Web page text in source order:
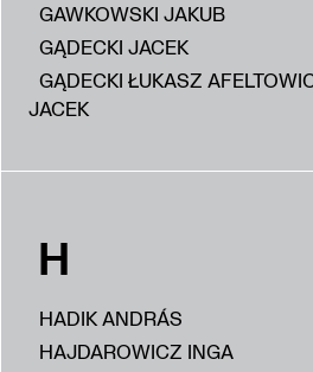
GAWKOWSKI JAKUB
GĄDECKI JACEK
GĄDECKI ŁUKASZ
JACEK
H
HADIK ANDRÁS
HAJDAROWICZ INGA